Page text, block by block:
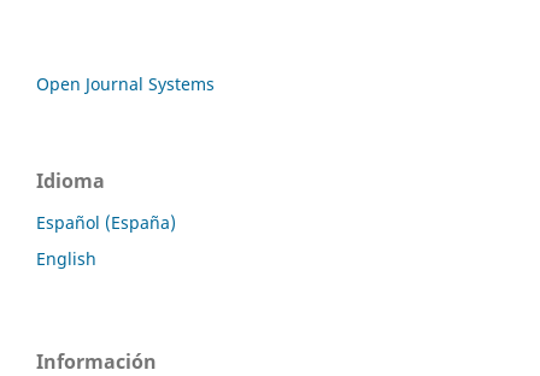
Open Journal Systems
Idioma
Español (España)
English
Información